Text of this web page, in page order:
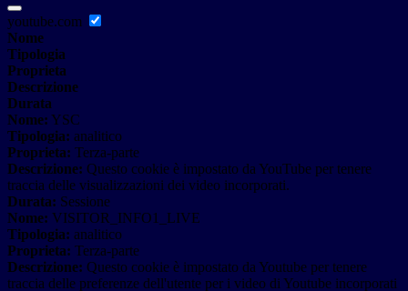
youtube.com
Nome
Tipologia
Proprieta
Descrizione
Durata
Nome: YSC
Tipologia: analitico
Proprieta: Terza-parte
Descrizione: Questo cookie è impostato da YouTube per tenere
traccia delle visualizzazioni dei video incorporati.
Durata: Sessione
Nome: VISITOR_INFO1_LIVE
Tipologia: analitico
Proprieta: Terza-parte
Descrizione: Questo cookie è impostato da Youtube per tenere
traccia delle preferenze dell'utente per i video di Youtube incorporati